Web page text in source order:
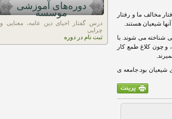
مخالف ما و رفتار
شیعیان هستند.
شناخته می شوند. با
و چون کلاغ طمع کار
شیعیان بود.جامعه ی
دوره‌های آموزشی
موسسه
درس گفتار احیای دین عامه، معنایی و
چرایی
ثبت نام در دوره